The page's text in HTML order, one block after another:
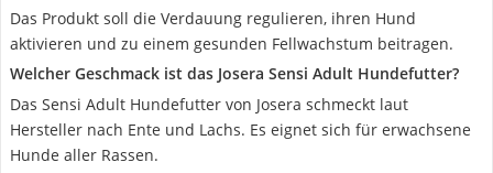
Das Produkt soll die Verdauung regulieren, ihren Hund
aktivieren und zu einem gesunden Fellwachstum beitragen.
Welcher Geschmack ist das Josera Sensi Adult Hundefutter?
Das Sensi Adult Hundefutter von Josera schmeckt laut
Hersteller nach Ente und Lachs. Es eignet sich für erwachsene
Hunde aller Rassen.